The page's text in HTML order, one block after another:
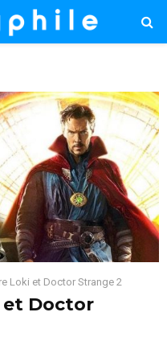
Loki et Doctor Strange 2
et Doctor